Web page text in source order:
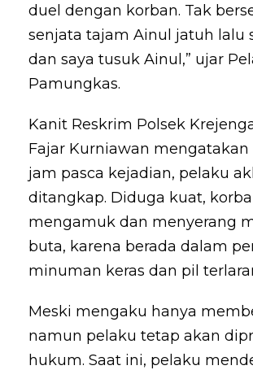
duel dengan korban. Tak
senjata tajam Ainul jatuh lalu
dan saya tusuk Ainul,” ujar
Pamungkas.
Kanit Reskrim Polsek
Fajar Kurniawan mengatakan
jam pasca kejadian, pelaku
ditangkap. Diduga kuat,
mengamuk dan menyerang
buta, karena berada dalam
minuman keras dan pil
Meski mengaku hanya
namun pelaku tetap akan
hukum. Saat ini, pelaku